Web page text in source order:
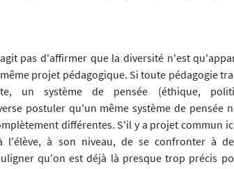
pas d'affirmer que la diversité n'est
projet pédagogique. Si toute pédagogie
un système de pensée (éthique,
postuler qu'un même système de pensée
différentes. S'il y a projet commun
à son niveau, de se confronter à
qu'on est déjà là presque trop précis